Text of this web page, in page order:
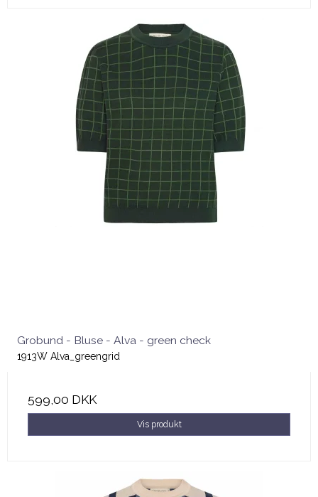
Grobund - Bluse - Alva - green check
1913W Alva_greengrid
599,00 DKK
Vis produkt